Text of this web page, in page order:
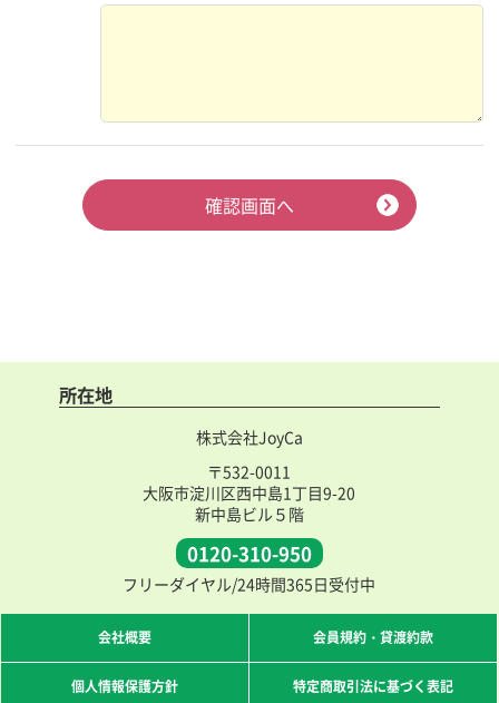
確認画面へ
所在地
株式会社JoyCa
〒532-0011
大阪市淀川区西中島1丁目9-20
新中島ビル５階
0120-310-950
フリーダイヤル/24時間365日受付中
会社概要 会員規約・貸渡約款
個人情報保護方針 特定商取引法に基づく表記